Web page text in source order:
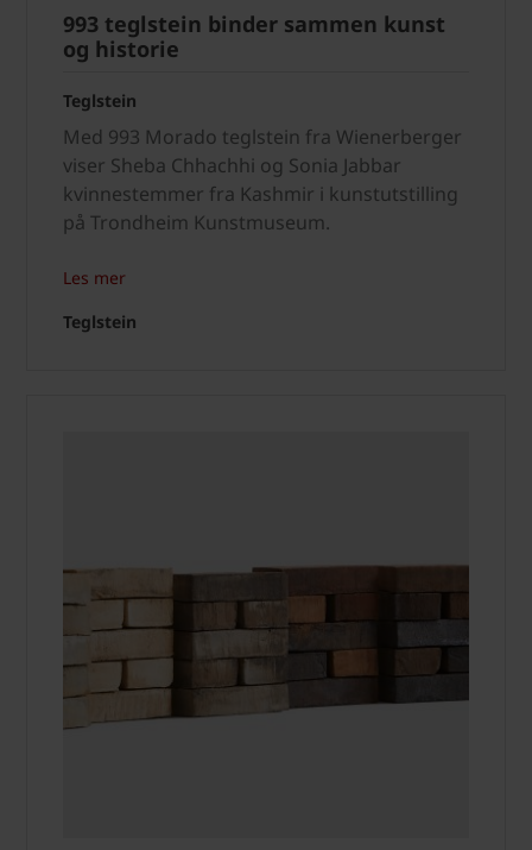
993 teglstein binder sammen kunst
og historie
Teglstein
Med 993 Morado teglstein fra Wienerberger
viser Sheba Chhachhi og Sonia Jabbar
kvinnestemmer fra Kashmir i kunstutstilling
på Trondheim Kunstmuseum.
Les mer
Teglstein